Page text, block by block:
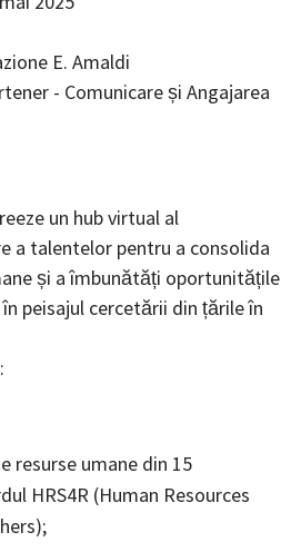
E. Amaldi
- Comunicare și Angajarea
un hub virtual al
a talentelor pentru a consolida
și a îmbunătăți oportunitățile
peisajul cercetării din țările în
resurse umane din 15
HRS4R (Human Resources